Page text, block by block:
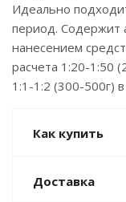
Идеально
период. Содержит
нанесением
расчета 1:20-1:50
1:1-1:2 (300-500г)
Как купить
Доставка